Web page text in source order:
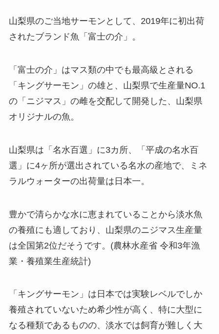
山梨県のご当地サーモンとして、2019年に初出荷
されたブランド魚「富士の介」。
「富士の介」はマス類の中でも最高級とされる
「キングサーモン」の雄と、山梨県で生産量NO.1
の「ニジマス」の雌を交配して開発した、山梨県
オリジナルの魚。
山梨県は「名水百選」に3カ所、「平成の名水百
選」に4ヶ所が選出されている名水の産地で、ミネ
ラルウォーターの出荷量は日本一。
豊かで清らかな水に恵まれていることから淡水魚
の養殖にも適しており、山梨県のニジマス生産量
は全国第2位だそうです。(農林水産省 令和3年漁
業・養殖業生産統計)
「キングサーモン」は日本では実験レベルでしか
養殖されていないため希少性が高く、特に大型に
なる種類であるものの、淡水では飼育が難しく大